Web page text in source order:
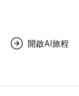
開啟AI旅程